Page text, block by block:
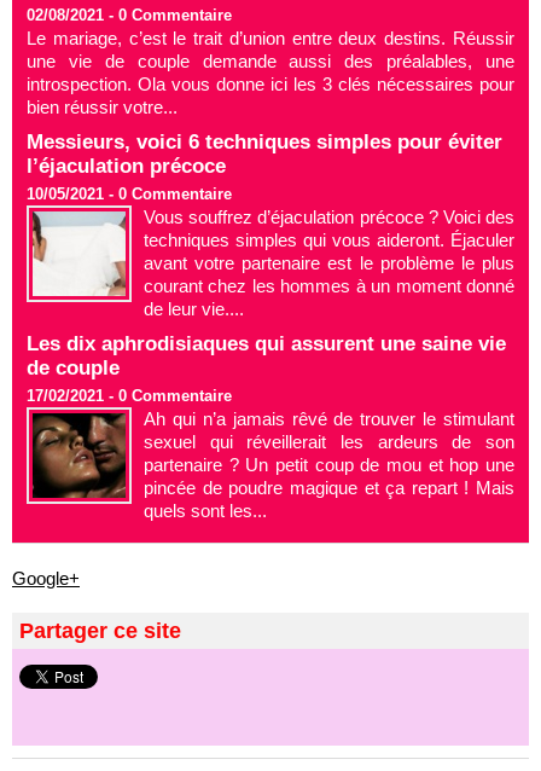
02/08/2021 - 0 Commentaire
Le mariage, c’est le trait d’union entre deux destins. Réussir
une vie de couple demande aussi des préalables, une
introspection. Ola vous donne ici les 3 clés nécessaires pour
bien réussir votre...
Messieurs, voici 6 techniques simples pour éviter
l’éjaculation précoce
10/05/2021 - 0 Commentaire
Vous souffrez d’éjaculation précoce ? Voici des
techniques simples qui vous aideront. Éjaculer
avant votre partenaire est le problème le plus
courant chez les hommes à un moment donné
de leur vie....
Les dix aphrodisiaques qui assurent une saine vie
de couple
17/02/2021 - 0 Commentaire
Ah qui n’a jamais rêvé de trouver le stimulant
sexuel qui réveillerait les ardeurs de son
partenaire ? Un petit coup de mou et hop une
pincée de poudre magique et ça repart ! Mais
quels sont les...
Google+
Partager ce site